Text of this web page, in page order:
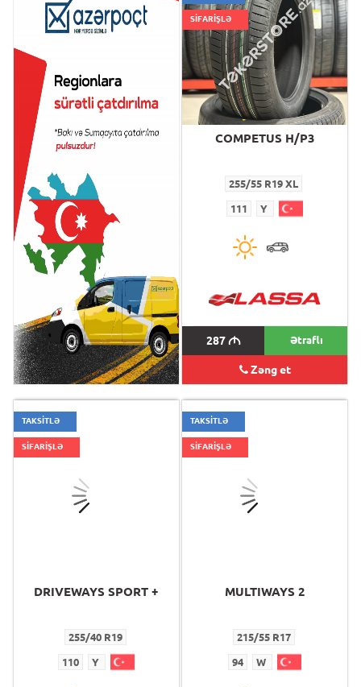
COMPETUS H/P3
255/55 R19 XL
111
287 M
SİFARİŞLƏ
COMPETUS H/P3
255/55 R19 XL
111 Y
287M Ətraflı
Zəng et
TAKSİTLƏ
SİFARİŞLƏ
DRIVEWAYS SPORT +
255/40 R19
110 Y
TAKSİTLƏ
SİFARİŞLƏ
MULTIWAYS 2
215/55 R17
94 W